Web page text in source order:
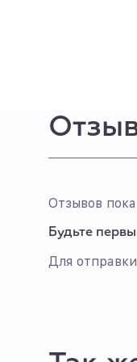
Отзывов
Будьте
Для